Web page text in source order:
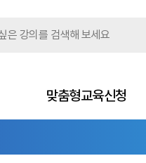
맞춤형교육신청